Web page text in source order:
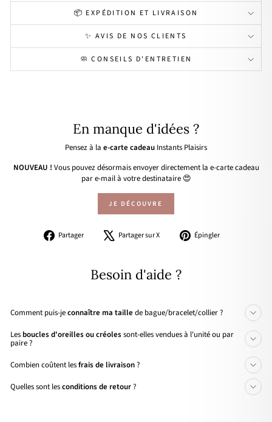
📦 EXPÉDITION ET LIVRAISON
✨ AVIS DE NOS CLIENTS
🧼 CONSEILS D'ENTRETIEN
En manque d'idées ?
Pensez à la e-carte cadeau Instants Plaisirs
NOUVEAU ! Vous pouvez désormais envoyer directement la e-carte cadeau
par e-mail à votre destinataire 😍
JE DÉCOUVRE
Partager
PartagerPartager sur X
Tweeter Épingler
Besoin d'aide ?
Comment puis-jeconnaître ma taille de bague/bracelet/collier ?
Les boucles d'oreilles ou créolessont-elles vendues à l'unité ou par
paire ?
Combien coûtent lesfrais de livraison?
Quelles sont lesconditions de retour?